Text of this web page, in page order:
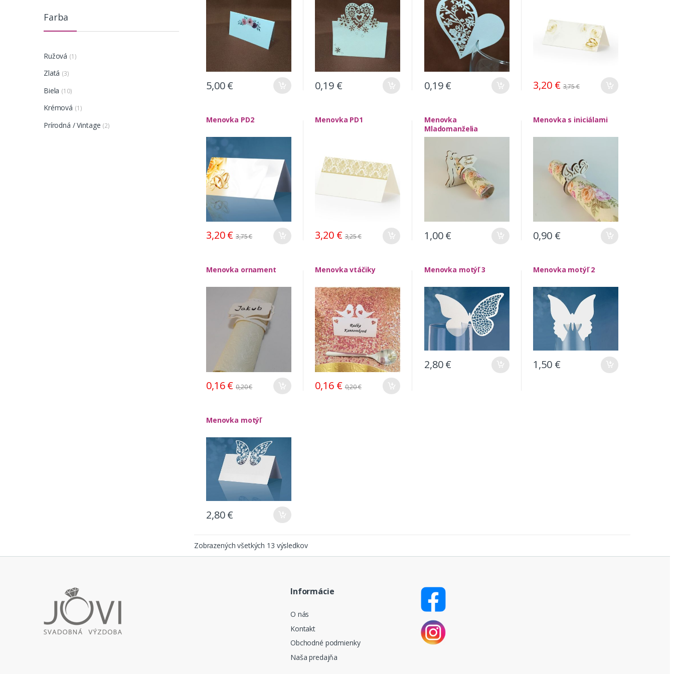
5,00€ 0,19 € 0,19€ 3,20 € 3,75€
Menovka PD2
3,20€ 3,75€
Menovka PD1
3,20 € 3,25€
Menovka
Mladomanželia
1,00€
Menovka s iniciálami
0,90 €
Menovka ornament
0,16€ 0,20€
Menovka vtáčiky
0,16 € 0,20€
Menovka motýľ 3
2,80€
Menovka motýľ 2
1,50 €
Menovka motýľ
2,80€
Zobrazených všetkých 13 výsledkov
Farba
Ružová (1)
Zlatá (3)
Biela (10)
Krémová (1)
Prírodná / Vintage (2)
Informácie
O nás
Kontakt
Obchodné podmienky
Naša predajňa